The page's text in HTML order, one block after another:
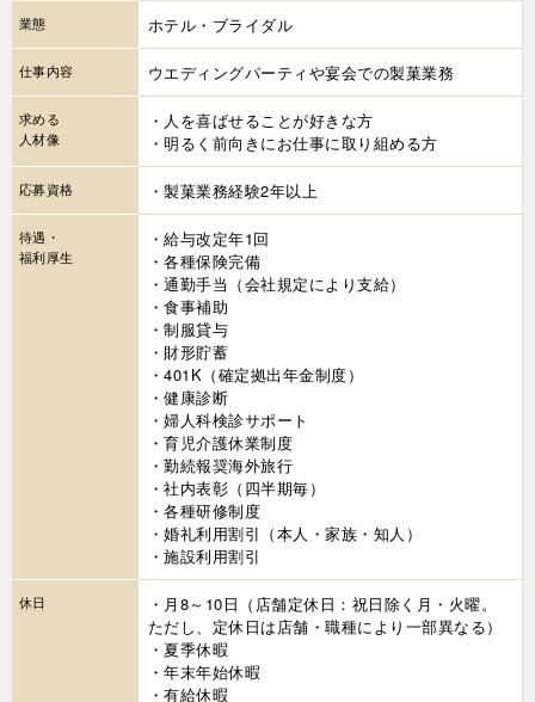
業態 ホテル・ブライダル
仕事内容 ウエディングパーティや宴会での製菓業務
求める
人材像
・人を喜ばせることが好きな方
・明るく前向きにお仕事に取り組める方
応募資格 ・製菓業務経験2年以上
待遇・
福利厚生
・給与改定年1回
・各種保険完備
・通勤手当（会社規定により支給）
・食事補助
・制服貸与
・財形貯蓄
・401K（確定拠出年金制度）
・健康診断
・婦人科検診サポート
・育児介護休業制度
・勤続報奨海外旅行
・社内表彰（四半期毎）
・各種研修制度
・婚礼利用割引（本人・家族・知人）
・施設利用割引
休日
・月8～10日（店舗定休日：祝日除く月・火曜。
ただし、定休日は店舗・職種により一部異なる）
・夏季休暇
・年末年始休暇
・有給休暇